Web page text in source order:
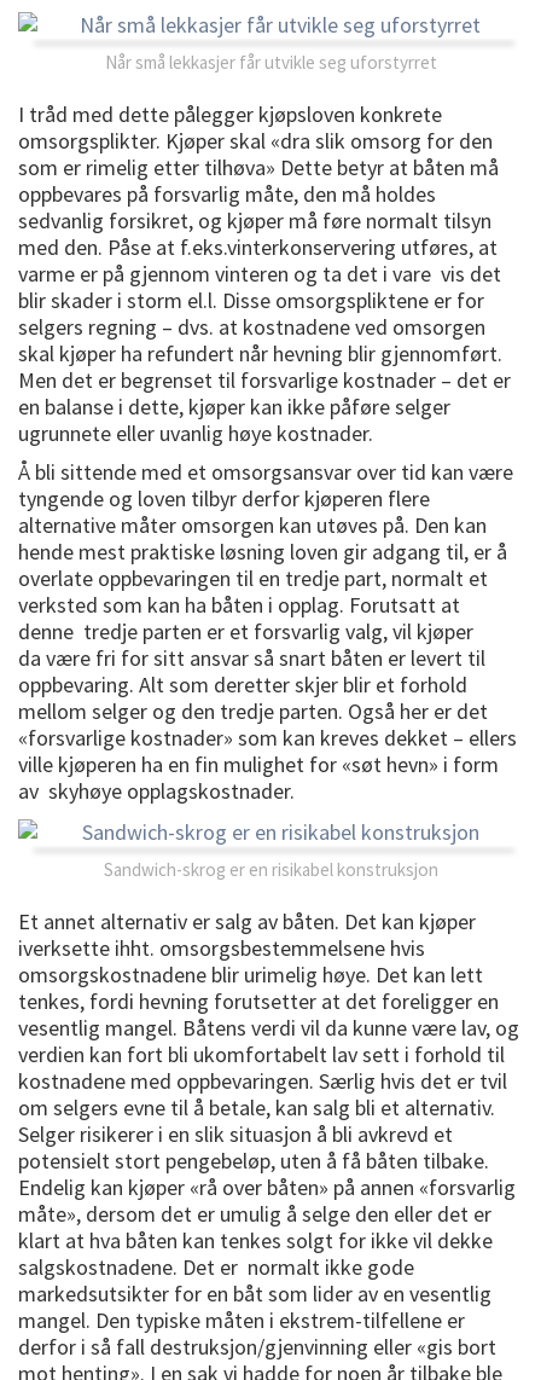
Når små lekkasjer får utvikle seg uforstyrret
I tråd med dette pålegger kjøpsloven konkrete
omsorgsplikter. Kjøper skal «dra slik omsorg for den
som er rimelig etter tilhøva» Dette betyr at båten må
oppbevares på forsvarlig måte, den må holdes
sedvanlig forsikret, og kjøper må føre normalt tilsyn
med den. Påse at f.eks.vinterkonservering utføres, at
varme er på gjennom vinteren og ta det i vare vis det
blir skader i storm el.l. Disse omsorgspliktene er for
selgers regning – dvs. at kostnadene ved omsorgen
skal kjøper ha refundert når hevning blir gjennomført.
Men det er begrenset til forsvarlige kostnader – det er
en balanse i dette, kjøper kan ikke påføre selger
ugrunnete eller uvanlig høye kostnader.
Å bli sittende med et omsorgsansvar over tid kan være
tyngende og loven tilbyr derfor kjøperen flere
alternative måter omsorgen kan utøves på. Den kan
hende mest praktiske løsning loven gir adgang til, er å
overlate oppbevaringen til en tredje part, normalt et
verksted som kan ha båten i opplag. Forutsatt at
denne tredje parten er et forsvarlig valg, vil kjøper
da være fri for sitt ansvar så snart båten er levert til
oppbevaring. Alt som deretter skjer blir et forhold
mellom selger og den tredje parten. Også her er det
«forsvarlige kostnader» som kan kreves dekket – ellers
ville kjøperen ha en fin mulighet for «søt hevn» i form
av skyhøye opplagskostnader.
Sandwich-skrog er en risikabel konstruksjon
Et annet alternativ er salg av båten. Det kan kjøper
iverksette ihht. omsorgsbestemmelsene hvis
omsorgskostnadene blir urimelig høye. Det kan lett
tenkes, fordi hevning forutsetter at det foreligger en
vesentlig mangel. Båtens verdi vil da kunne være lav, og
verdien kan fort bli ukomfortabelt lav sett i forhold til
kostnadene med oppbevaringen. Særlig hvis det er tvil
om selgers evne til å betale, kan salg bli et alternativ.
Selger risikerer i en slik situasjon å bli avkrevd et
potensielt stort pengebeløp, uten å få båten tilbake.
Endelig kan kjøper «rå over båten» på annen «forsvarlig
måte», dersom det er umulig å selge den eller det er
klart at hva båten kan tenkes solgt for ikke vil dekke
salgskostnadene. Det er normalt ikke gode
markedsutsikter for en båt som lider av en vesentlig
mangel. Den typiske måten i ekstrem-tilfellene er
derfor i så fall destruksjon/gjenvinning eller «gis bort
mot henting». I en sak vi hadde for noen år tilbake ble